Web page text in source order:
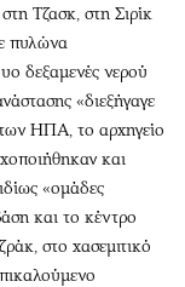
Τζασκ, στη Σιρίκ
πυλώνα
δεξαμενές νερού
«διεξήγαγε
ΗΠΑ, το αρχηγείο
και
«ομάδες
και το κέντρο
στο χασεμιτικό